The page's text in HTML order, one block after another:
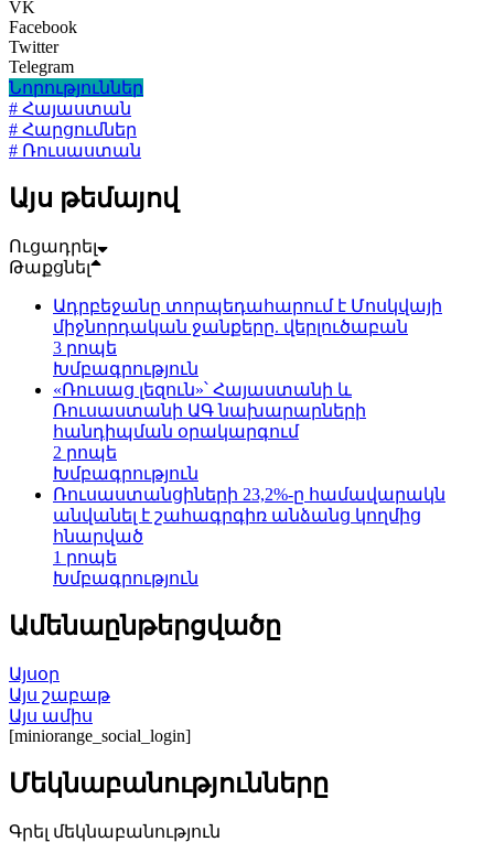
VK
Facebook
Twitter
Telegram
Նորություններ
# Հայաստան
# Հարցումներ
# Ռուսաստան
Այս թեմայով
Ուցադրել
Թաքցնել
Ադրբեջանը տորպեդահարում է Մոսկվայի
միջնորդական ջանքերը. վերլուծաբան
3 րոպե
Խմբագրություն
«Ռուսաց լեզուն»՝ Հայաստանի և
Ռուսաստանի ԱԳ նախարարների
հանդիպման օրակարգում
2 րոպե
Խմբագրություն
Ռուսաստանցիների 23,2%-ը համավարակն
անվանել է շահագրգիռ անձանց կողմից
հնարված
1 րոպե
Խմբագրություն
Ամենաընթերցվածը
Այսօր
Այս շաբաթ
Այս ամիս
[miniorange_social_login]
Մեկնաբանությունները
Գրել մեկնաբանություն